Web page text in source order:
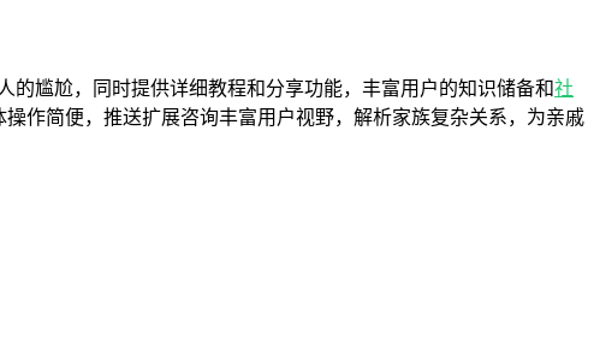
尴尬，同时提供详细教程和分享功能，丰富用户的知识储备和社
作简便，推送扩展咨询丰富用户视野，解析家族复杂关系，为亲戚